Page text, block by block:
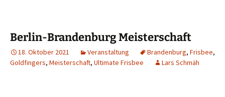
Berlin-Brandenburg Meisterschaft
18. Oktober 2021 Veranstaltung Brandenburg, Frisbee,
Goldfingers, Meisterschaft, Ultimate Frisbee Lars Schmäh